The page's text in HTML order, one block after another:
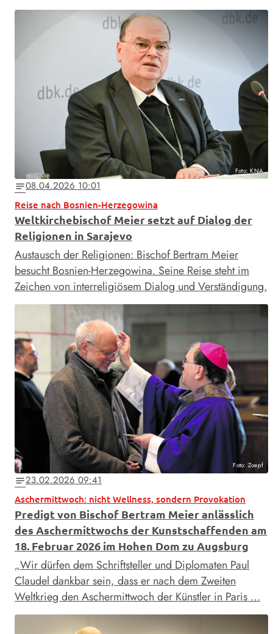
Foto: KNA
notes08.04.2026 10:01
Reise nach Bosnien-Herzegowina
Weltkirchebischof Meier setzt auf Dialog der
Religionen in Sarajevo
Austausch der Religionen: Bischof Bertram Meier
besucht Bosnien-Herzegowina. Seine Reise steht im
Zeichen von interreligiösem Dialog und Verständigung.
Foto: Zoepf
notes23.02.2026 09:41
Aschermittwoch: nicht Wellness, sondern Provokation
Predigt von Bischof Bertram Meier anlässlich
des Aschermittwochs der Kunstschaffenden am
18. Februar 2026 im Hohen Dom zu Augsburg
„Wir dürfen dem Schriftsteller und Diplomaten Paul
Claudel dankbar sein, dass er nach dem Zweiten
Weltkrieg den Aschermittwoch der Künstler in Paris …